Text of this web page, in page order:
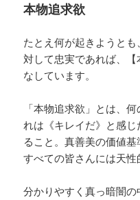
本物追求欲
たとえ何が起きようと
対して忠実であれば、
なしています。
「本物追求欲」とは、
れは《キレイだ》と感
ること。真善美の価値
すべての皆さんには天性
分かりやすく真っ暗闇